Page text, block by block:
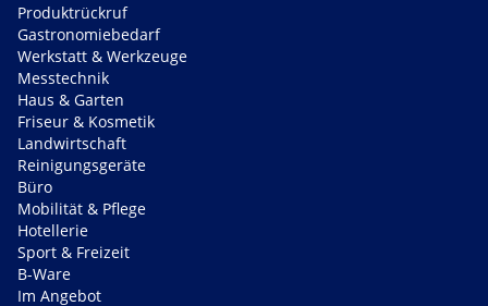
Produktrückruf
Gastronomiebedarf
Werkstatt & Werkzeuge
Messtechnik
Haus & Garten
Friseur & Kosmetik
Landwirtschaft
Reinigungsgeräte
Büro
Mobilität & Pflege
Hotellerie
Sport & Freizeit
B-Ware
Im Angebot